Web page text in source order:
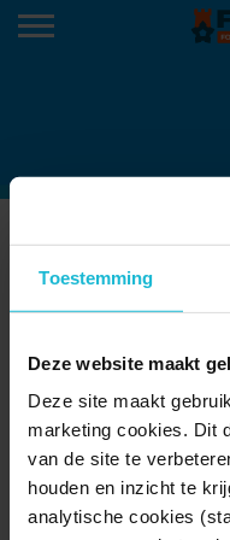
Toestemming
Deze website maakt
Deze site maakt
marketing cookies. Dit
van de site te
houden en inzicht te
analytische cookies